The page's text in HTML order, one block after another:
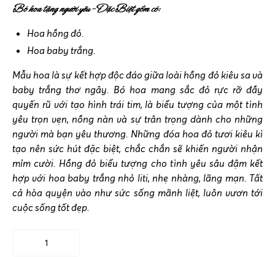
Bó hoa tặng người yêu – Đặc Biệt gồm có:
Hoa hồng đỏ.
Hoa baby trắng.
Mẫu hoa là sự kết hợp độc đáo giữa loài hồng đỏ kiêu sa và
baby trắng thơ ngây. Bó hoa mang sắc đỏ rực rỡ đầy
quyến rũ với tạo hình trái tim, là biểu tượng của một tình
yêu trọn vẹn, nồng nàn và sự trân trọng dành cho những
người mà bạn yêu thương. Những đóa hoa đỏ tươi kiêu kì
tạo nên sức hút đặc biệt, chắc chắn sẽ khiến người nhận
mỉm cười. Hồng đỏ biểu tượng cho tình yêu sâu đậm kết
hợp với hoa baby trắng nhỏ liti, nhẹ nhàng, lãng mạn. Tất
cả hòa quyện vào như sức sống mãnh liệt, luôn vươn tới
cuộc sống tốt đẹp.
Bó